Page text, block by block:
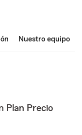
Nuestro equipo
Plan Precio